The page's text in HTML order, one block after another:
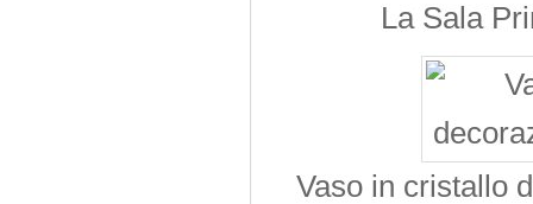
La Sala
Vaso in cristallo